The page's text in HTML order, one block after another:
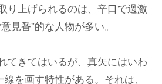
り上げられるのは、辛口で過激
見番”的な人物が多い。
てきてはいるが、真矢にはいわ
を画す特性がある。それは、